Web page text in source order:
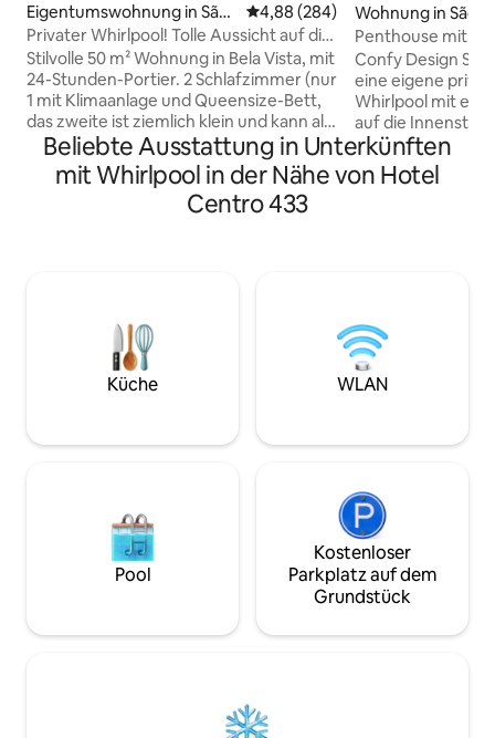
Eigentumswohnung in São
Paulo
Durchschnittliche Bewertung:
4,88 (284)
Privater Whirlpool! Tolle Aussicht auf die
Stadt! Menvik Homes
Stilvolle 50 m² Wohnung in Bela Vista, mit
24-Stunden-Portier. 2 Schlafzimmer (nur
1 mit Klimaanlage und Queensize-Bett,
das zweite ist ziemlich klein und kann als
Büro genutzt werden, passend für ein
Doppelschlafsofa) und 1 Badezimmer.
Mit einer fantastischen Aussicht von
jedem Fenster ist es ein toller Ort zum
Komfort, Bequemlichkeit und eine der
besten Aussichten der Stadt suchen.
Wohnung in São
Penthouse mit
Whirlpool
Confy Design Spa
eine eigene
Whirlpool mit
auf die Innenstadt
Ausschließlich für Gäste.
Bereich besteht
sich in einem
sich direkt an der
vom Gebäude
Beliebte Ausstattung in Unterkünften
mit Whirlpool in der Nähe von Hotel
Centro 433
Küche WLAN
Pool
Kostenloser
Parkplatz auf dem
Grundstück